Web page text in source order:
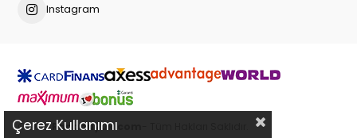
Instagram
© 2023 Ranabuyuk.com
Çerez Kullanımı